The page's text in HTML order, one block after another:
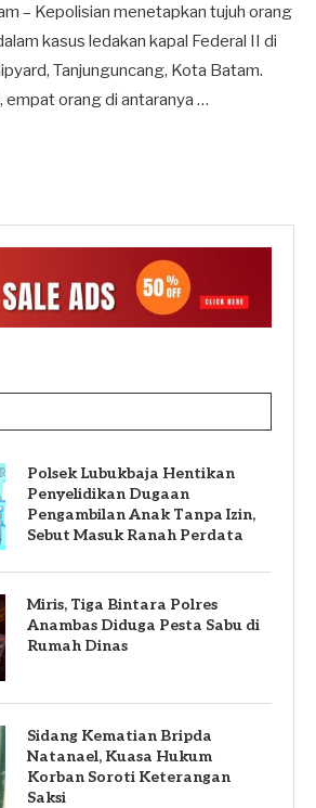
– Kepolisian menetapkan tujuh orang
kasus ledakan kapal Federal II di
Tanjunguncang, Kota Batam.
empat orang di antaranya …
Polsek Lubukbaja Hentikan
Penyelidikan Dugaan
Pengambilan Anak Tanpa Izin,
Sebut Masuk Ranah Perdata
Miris, Tiga Bintara Polres
Anambas Diduga Pesta Sabu di
Rumah Dinas
Sidang Kematian Bripda
Natanael, Kuasa Hukum
Korban Soroti Keterangan
Saksi